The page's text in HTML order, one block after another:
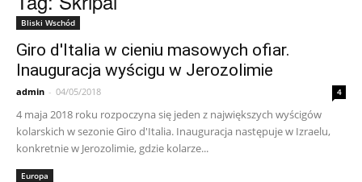
Bliski Wschód
Giro d'Italia w cieniu masowych ofiar.
Inauguracja wyścigu w Jerozolimie
admin - 04/05/2018 4
4 maja 2018 roku rozpoczyna się jeden z największych wyścigów
kolarskich w sezonie Giro d'Italia. Inauguracja następuje w Izraelu,
konkretnie w Jerozolimie, gdzie kolarze...
Europa